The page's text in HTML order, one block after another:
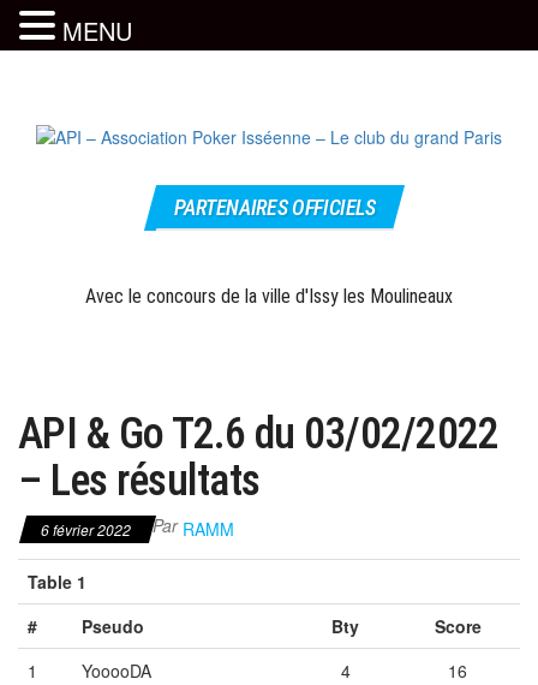
content
API –
Association
Isséenne –
officiel
PARTENAIRES OFFICIELS
Avec le concours de la ville d'Issy les Moulineaux
API & Go T2.6 du 03/02/2022
– Les résultats
6 février 2022 Par RAMM
Table 1
#
Pseudo Bty
Score
1
YooooDA 4
16
MENU